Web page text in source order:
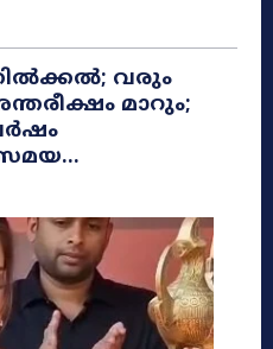
വരും
മാറും;